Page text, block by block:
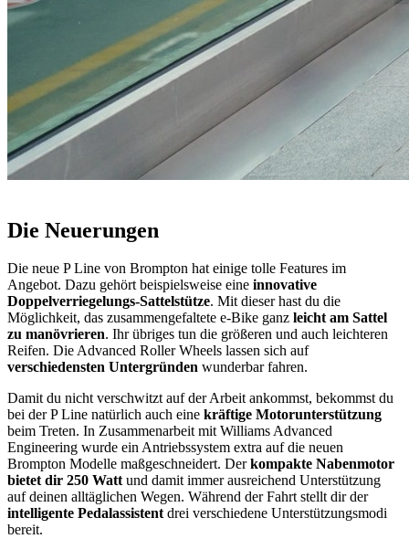
Die Neuerungen
Die neue P Line von Brompton hat einige tolle Features im
Angebot. Dazu gehört beispielsweise eine innovative
Doppelverriegelungs-Sattelstütze. Mit dieser hast du die
Möglichkeit, das zusammengefaltete e-Bike ganz leicht am Sattel
zu manövrieren. Ihr übriges tun die größeren und auch leichteren
Reifen. Die Advanced Roller Wheels lassen sich auf
verschiedensten Untergründen wunderbar fahren.
Damit du nicht verschwitzt auf der Arbeit ankommst, bekommst du
bei der P Line natürlich auch eine kräftige Motorunterstützung
beim Treten. In Zusammenarbeit mit Williams Advanced
Engineering wurde ein Antriebssystem extra auf die neuen
Brompton Modelle maßgeschneidert. Derkompakte Nabenmotor
bietet dir 250 Wattund damit immer ausreichend Unterstützung
auf deinen alltäglichen Wegen. Während der Fahrt stellt dir der
intelligente Pedalassistentdrei verschiedene Unterstützungsmodi
bereit.